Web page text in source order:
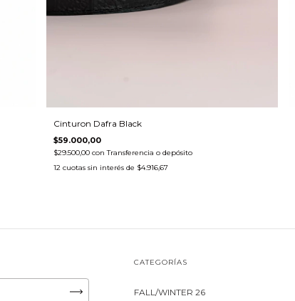
Cinturon Dafra Black
$59.000,00
$29.500,00 con Transferencia o depósito
12 cuotas sin interés de $4.916,67
CATEGORÍAS
FALL/WINTER 26